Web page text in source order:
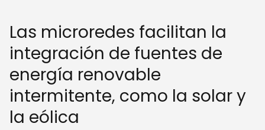
Las microredes facilitan la
integración de fuentes de
energía renovable
intermitente, como la solar y
la eólica